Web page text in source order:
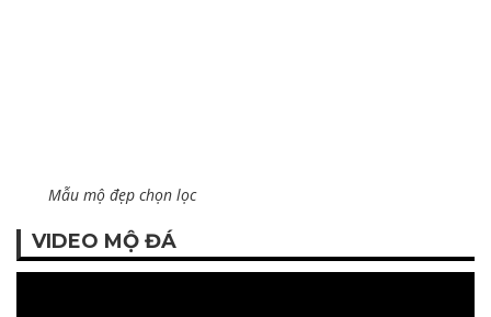
Mẫu mộ đẹp chọn lọc
VIDEO MỘ ĐÁ